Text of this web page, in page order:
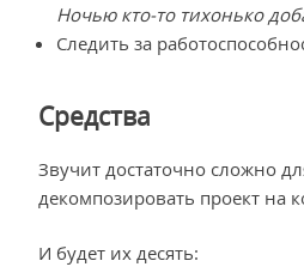
Ночью кто-то тихонько
Следить за
Средства
Звучит достаточно сложно
декомпозировать проект на
И будет их десять: